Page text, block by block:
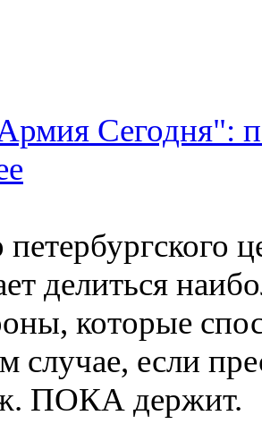
Сегодня":
делиться
которые
случае, если
ПОКА держит.